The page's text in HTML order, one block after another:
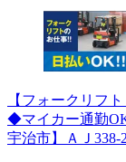
【フォークリフ
◆マイカー通勤
宇治市】ＡＪ338-